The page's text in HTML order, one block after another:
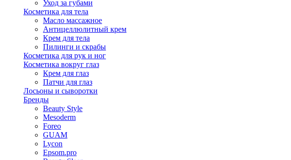
Уход за губами
Косметика для тела
Масло массажное
Антицеллюлитный крем
Крем для тела
Пилинги и скрабы
Косметика для рук и ног
Косметика вокруг глаз
Крем для глаз
Патчи для глаз
Лосьоны и сыворотки
Бренды
Beauty Style
Mesoderm
Foreo
GUAM
Lycon
Epsom.pro